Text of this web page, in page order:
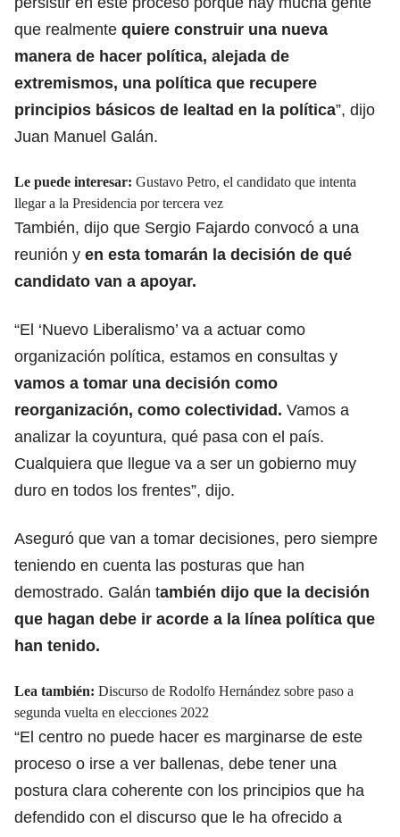
que realmente quiere construir una nueva
manera de hacer política, alejada de
extremismos, una política que recupere
principios básicos de lealtad en la política”, dijo
Juan Manuel Galán.
Le puede interesar: Gustavo Petro, el candidato que intenta
llegar a la Presidencia por tercera vez
También, dijo que Sergio Fajardo convocó a una
reunión y en esta tomarán la decisión de qué
candidato van a apoyar.
“El ‘Nuevo Liberalismo’ va a actuar como
organización política, estamos en consultas y
vamos a tomar una decisión como
reorganización, como colectividad. Vamos a
analizar la coyuntura, qué pasa con el país.
Cualquiera que llegue va a ser un gobierno muy
duro en todos los frentes”, dijo.
Aseguró que van a tomar decisiones, pero siempre
teniendo en cuenta las posturas que han
demostrado. Galán también dijo que la decisión
que hagan debe ir acorde a la línea política que
han tenido.
Lea también: Discurso de Rodolfo Hernández sobre paso a
segunda vuelta en elecciones 2022
“El centro no puede hacer es marginarse de este
proceso o irse a ver ballenas, debe tener una
postura clara coherente con los principios que ha
defendido con el discurso que le ha ofrecido a